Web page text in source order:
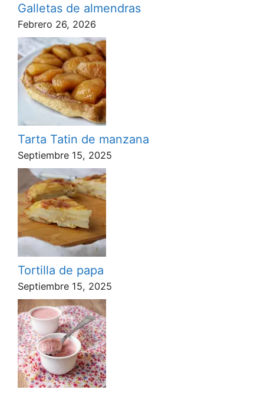
Galletas de almendras
Febrero 26, 2026
Tarta Tatin de manzana
Septiembre 15, 2025
Tortilla de papa
Septiembre 15, 2025